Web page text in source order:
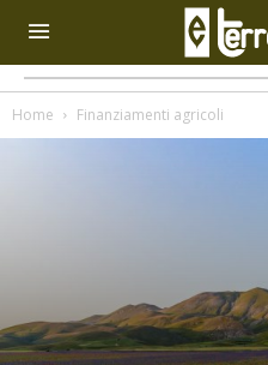
Home Finanziamenti agricoli